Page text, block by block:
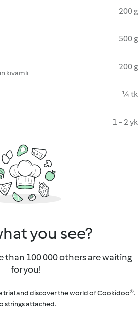
200 g
500 g
kıvamlı
200 g
¼ tk
1 - 2 yk
you see?
than 100 000 others are waiting
for you!
trial and discover the world of Cookidoo®.
strings attached.